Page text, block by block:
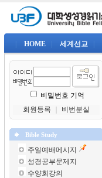
HOME 세계선교
비밀번호 기억
회원등록
비번분실
Bible Study
주일예배메시지
성경공부문제지
수양회강의